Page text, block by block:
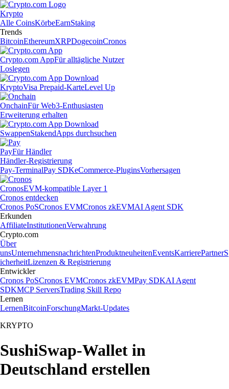
Krypto
Alle CoinsKörbeEarnStaking
Trends
BitcoinEthereumXRPDogecoinCronos
Crypto.com AppFür alltägliche Nutzer
Loslegen
KryptoVisa Prepaid-KarteLevel Up
OnchainFür Web3-Enthusiasten
Erweiterung erhalten
SwappenStakendApps durchsuchen
PayFür Händler
Händler-Registrierung
Pay-TerminalPay SDKeCommerce-PluginsVorhersagen
CronosEVM-kompatible Layer 1
Cronos entdecken
Cronos PoSCronos EVMCronos zkEVMAI Agent SDK
Erkunden
AffiliateInstitutionenVerwahrung
Crypto.com
Über
unsUnternehmensnachrichtenProduktneuheitenEventsKarrierePartnerS
icherheitLizenzen & Registrierung
Entwickler
Cronos PoSCronos EVMCronos zkEVMPay SDKAI Agent
SDKMCP ServersTrading Skill Repo
Lernen
LernenBitcoinForschungMarkt-Updates
KRYPTO
SushiSwap-Wallet in
Deutschland erstellen